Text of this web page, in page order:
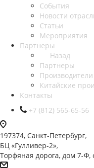
События
Новости
Статьи
Мероприятия
Партнеры
Назад
Партнеры
Китайские
Контакты
+7 (812) 565-65-56
197374, Санкт-Петербург,
БЦ «Гулливер-2»,
Торфяная дорога, дом 7-